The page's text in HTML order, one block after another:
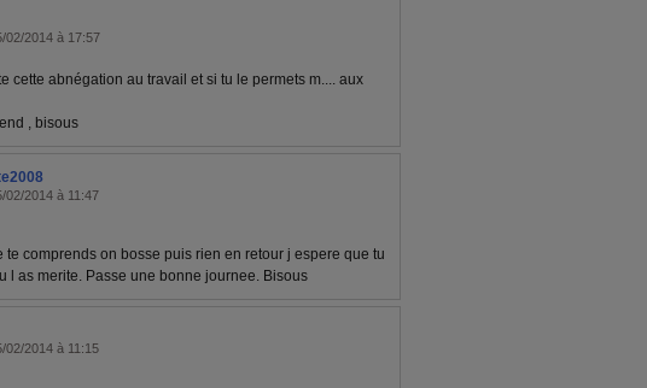
02/2014 à 17:57
cette abnégation au travail et si tu le permets m.... aux
, bisous
02/2014 à 11:47
te comprends on bosse puis rien en retour j espere que tu
l as merite. Passe une bonne journee. Bisous
02/2014 à 11:15